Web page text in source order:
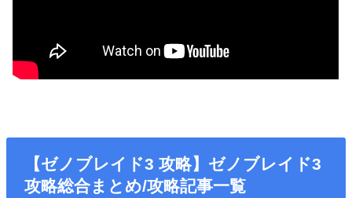
【ゼノブレイド3 攻略】ゼノブレイド3
攻略総合まとめ/攻略記事一覧